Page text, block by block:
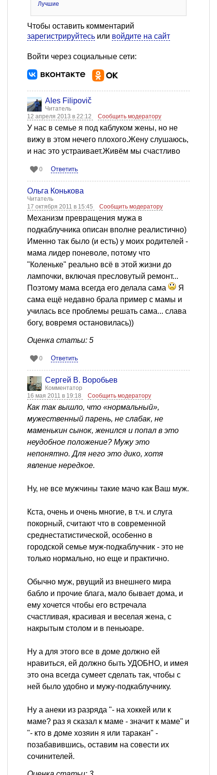
Лучшие
Чтобы оставить комментарий
зарегистрируйтесь или войдите на сайт
Войти через социальные сети:
Ales Filipovič
Читатель
12 апреля 2013 в 22:12
Сообщить модератору
У нас в семье я под каблуком жены, но не
вижу в этом нечего плохого.Жену слушаюсь,
и нас это устраивает.Живём мы счастливо
0 Ответить
Ольга Конькова
Читатель
17 октября 2011 в 15:45
Сообщить модератору
Механизм превращения мужа в
подкаблучника описан вполне реалистично)
Именно так было (и есть) у моих родителей -
мама лидер поневоле, потому что
"Коленьке" реально всё в этой жизни до
лампочки, включая пресловутый ремонт...
Поэтому мама всегда его делала сама
Я
сама ещё недавно брала пример с мамы и
училась все проблемы решать сама... слава
богу, вовремя остановилась))
Оценка статьи: 5
0 Ответить
Сергей В. Воробьев
Комментатор
16 мая 2011 в 19:18
Сообщить модератору
Как так вышло, что «нормальный»,
мужественный парень, не слабак, не
маменькин сынок, женился и попал в это
неудобное положение? Мужу это
непонятно. Для него это дико, хотя
явление нередкое.
Ну, не все мужчины такие мачо как Ваш муж.
Кста, очень и очень многие, в т.ч. и слуга
покорный, считают что в современной
среднестатистической, особенно в
городской семье муж-подкаблучник - это не
только нормально, но еще и практично.
Обычно муж, рвущий из внешнего мира
бабло и прочие блага, мало бывает дома, и
ему хочется чтобы его встречала
счастливая, красивая и веселая жена, с
накрытым столом и в пеньюаре.
Ну а для этого все в доме должно ей
нравиться, ей должно быть УДОБНО, и имея
это она всегда сумеет сделать так, чтобы с
ней было удобно и мужу-подкаблучнику.
Ну а анеки из разряда "- на хоккей или к
маме? раз я сказал к маме - значит к маме" и
"- кто в доме хозяин я или таракан" -
позабавившись, оставим на совести их
сочинителей.